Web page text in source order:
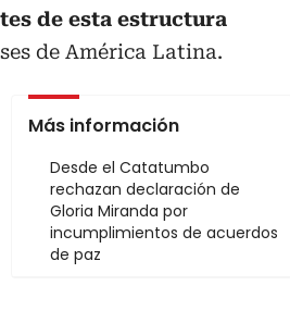
de esta estructura
de América Latina.
Más información
Desde el Catatumbo
rechazan declaración de
Gloria Miranda por
incumplimientos de acuerdos
de paz